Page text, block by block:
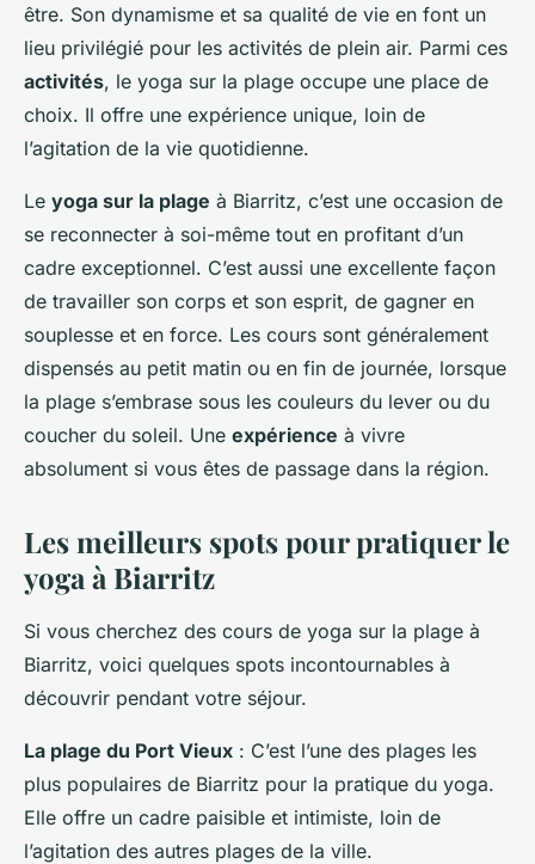
être. Son dynamisme et sa qualité de vie en font un
lieu privilégié pour les activités de plein air. Parmi ces
activités, le yoga sur la plage occupe une place de
choix. Il offre une expérience unique, loin de
l’agitation de la vie quotidienne.
Le yoga sur la plage à Biarritz, c’est une occasion de
se reconnecter à soi-même tout en profitant d’un
cadre exceptionnel. C’est aussi une excellente façon
de travailler son corps et son esprit, de gagner en
souplesse et en force. Les cours sont généralement
dispensés au petit matin ou en fin de journée, lorsque
la plage s’embrase sous les couleurs du lever ou du
coucher du soleil. Une expérience à vivre
absolument si vous êtes de passage dans la région.
Les meilleurs spots pour pratiquer le
yoga à Biarritz
Si vous cherchez des cours de yoga sur la plage à
Biarritz, voici quelques spots incontournables à
découvrir pendant votre séjour.
La plage du Port Vieux : C’est l’une des plages les
plus populaires de Biarritz pour la pratique du yoga.
Elle offre un cadre paisible et intimiste, loin de
l’agitation des autres plages de la ville.